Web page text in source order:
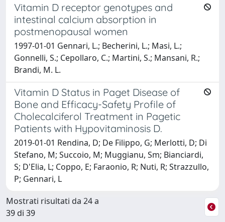
Vitamin D receptor genotypes and
intestinal calcium absorption in
postmenopausal women
1997-01-01 Gennari, L.; Becherini, L.; Masi, L.;
Gonnelli, S.; Cepollaro, C.; Martini, S.; Mansani, R.;
Brandi, M. L.
Vitamin D Status in Paget Disease of
Bone and Efficacy-Safety Profile of
Cholecalciferol Treatment in Pagetic
Patients with Hypovitaminosis D.
2019-01-01 Rendina, D; De Filippo, G; Merlotti, D; Di
Stefano, M; Succoio, M; Muggianu, Sm; Bianciardi,
S; D'Elia, L; Coppo, E; Faraonio, R; Nuti, R; Strazzullo,
P; Gennari, L
Mostrati risultati da 24 a
39 di 39